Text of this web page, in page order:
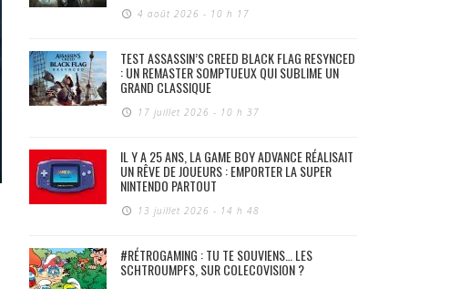
4 août 2026 - 10 h 17
TEST ASSASSIN’S CREED BLACK FLAG RESYNCED
: UN REMASTER SOMPTUEUX QUI SUBLIME UN
GRAND CLASSIQUE
17 juillet 2026 - 10 h 37
IL Y A 25 ANS, LA GAME BOY ADVANCE RÉALISAIT
UN RÊVE DE JOUEURS : EMPORTER LA SUPER
NINTENDO PARTOUT
13 juillet 2026 - 14 h 48
#RÉTROGAMING : TU TE SOUVIENS… LES
SCHTROUMPFS, SUR COLECOVISION ?